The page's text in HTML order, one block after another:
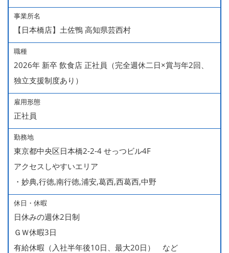
事業所名
【日本橋店】土佐鴨 高知県芸西村
職種
2026年 新卒 飲食店 正社員（完全週休二日×賞与年2回、
独立支援制度あり）
雇用形態
正社員
勤務地
東京都中央区日本橋2-2-4 せっつビル4F
アクセスしやすいエリア
・妙典,行徳,南行徳,浦安,葛西,西葛西,中野
休日・休暇
日休みの週休2日制
ＧＷ休暇3日
有給休暇（入社半年後10日、最大20日） など